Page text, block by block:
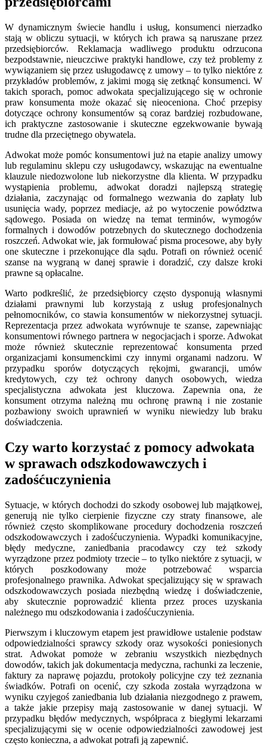
W dynamicznym świecie handlu i usług, konsumenci nierzadko
stają w obliczu sytuacji, w których ich prawa są naruszane przez
przedsiębiorców. Reklamacja wadliwego produktu odrzucona
bezpodstawnie, nieuczciwe praktyki handlowe, czy też problemy z
wywiązaniem się przez usługodawcę z umowy – to tylko niektóre z
przykładów problemów, z jakimi mogą się zetknąć konsumenci. W
takich sporach, pomoc adwokata specjalizującego się w ochronie
praw konsumenta może okazać się nieoceniona. Choć przepisy
dotyczące ochrony konsumentów są coraz bardziej rozbudowane,
ich praktyczne zastosowanie i skuteczne egzekwowanie bywają
trudne dla przeciętnego obywatela.
Adwokat może pomóc konsumentowi już na etapie analizy umowy
lub regulaminu sklepu czy usługodawcy, wskazując na ewentualne
klauzule niedozwolone lub niekorzystne dla klienta. W przypadku
wystąpienia problemu, adwokat doradzi najlepszą strategię
działania, zaczynając od formalnego wezwania do zapłaty lub
usunięcia wady, poprzez mediacje, aż po wytoczenie powództwa
sądowego. Posiada on wiedzę na temat terminów, wymogów
formalnych i dowodów potrzebnych do skutecznego dochodzenia
roszczeń. Adwokat wie, jak formułować pisma procesowe, aby były
one skuteczne i przekonujące dla sądu. Potrafi on również ocenić
szanse na wygraną w danej sprawie i doradzić, czy dalsze kroki
prawne są opłacalne.
Warto podkreślić, że przedsiębiorcy często dysponują własnymi
działami prawnymi lub korzystają z usług profesjonalnych
pełnomocników, co stawia konsumentów w niekorzystnej sytuacji.
Reprezentacja przez adwokata wyrównuje te szanse, zapewniając
konsumentowi równego partnera w negocjacjach i sporze. Adwokat
może również skutecznie reprezentować konsumenta przed
organizacjami konsumenckimi czy innymi organami nadzoru. W
przypadku sporów dotyczących rękojmi, gwarancji, umów
kredytowych, czy też ochrony danych osobowych, wiedza
specjalistyczna adwokata jest kluczowa. Zapewnia ona, że
konsument otrzyma należną mu ochronę prawną i nie zostanie
pozbawiony swoich uprawnień w wyniku niewiedzy lub braku
doświadczenia.
Czy warto korzystać z pomocy adwokata
w sprawach odszkodowawczych i
zadośćuczynienia
Sytuacje, w których dochodzi do szkody osobowej lub majątkowej,
generują nie tylko cierpienie fizyczne czy straty finansowe, ale
również często skomplikowane procedury dochodzenia roszczeń
odszkodowawczych i zadośćuczynienia. Wypadki komunikacyjne,
błędy medyczne, zaniedbania pracodawcy czy też szkody
wyrządzone przez podmioty trzecie – to tylko niektóre z sytuacji, w
których poszkodowany może potrzebować wsparcia
profesjonalnego prawnika. Adwokat specjalizujący się w sprawach
odszkodowawczych posiada niezbędną wiedzę i doświadczenie,
aby skutecznie poprowadzić klienta przez proces uzyskania
należnego mu odszkodowania i zadośćuczynienia.
Pierwszym i kluczowym etapem jest prawidłowe ustalenie podstaw
odpowiedzialności sprawcy szkody oraz wysokości poniesionych
strat. Adwokat pomoże w zebraniu wszystkich niezbędnych
dowodów, takich jak dokumentacja medyczna, rachunki za leczenie,
faktury za naprawę pojazdu, protokoły policyjne czy też zeznania
świadków. Potrafi on ocenić, czy szkoda została wyrządzona w
wyniku czyjegoś zaniedbania lub działania niezgodnego z prawem,
a także jakie przepisy mają zastosowanie w danej sytuacji. W
przypadku błędów medycznych, współpraca z biegłymi lekarzami
specjalizującymi się w ocenie odpowiedzialności zawodowej jest
często konieczna, a adwokat potrafi ją zapewnić.